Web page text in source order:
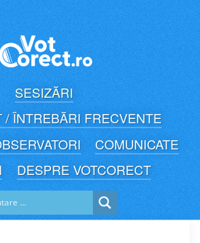
SESIZĂRI
/ ÎNTREBĂRI FRECVENTE
COMUNICATE
DESPRE VOTCORECT